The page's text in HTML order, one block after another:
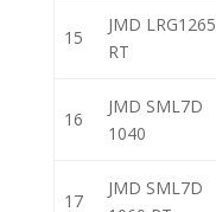
15
JMD LRG1265
RT
16
JMD SML7D
1040
17
JMD SML7D